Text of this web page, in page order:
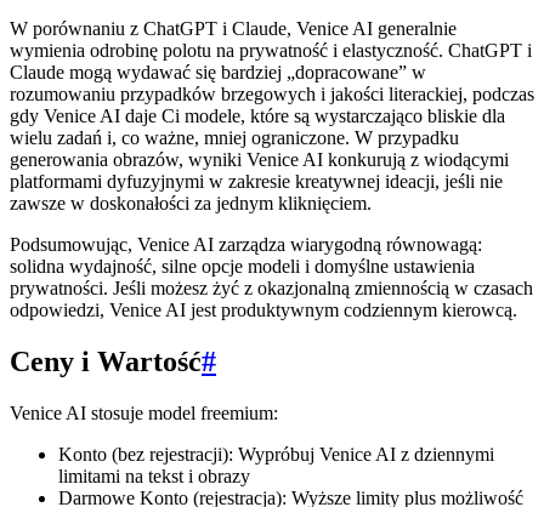
W porównaniu z ChatGPT i Claude, Venice AI generalnie
wymienia odrobinę polotu na prywatność i elastyczność. ChatGPT i
Claude mogą wydawać się bardziej „dopracowane” w
rozumowaniu przypadków brzegowych i jakości literackiej, podczas
gdy Venice AI daje Ci modele, które są wystarczająco bliskie dla
wielu zadań i, co ważne, mniej ograniczone. W przypadku
generowania obrazów, wyniki Venice AI konkurują z wiodącymi
platformami dyfuzyjnymi w zakresie kreatywnej ideacji, jeśli nie
zawsze w doskonałości za jednym kliknięciem.
Podsumowując, Venice AI zarządza wiarygodną równowagą:
solidna wydajność, silne opcje modeli i domyślne ustawienia
prywatności. Jeśli możesz żyć z okazjonalną zmiennością w czasach
odpowiedzi, Venice AI jest produktywnym codziennym kierowcą.
Ceny i Wartość#
Venice AI stosuje model freemium:
Konto (bez rejestracji): Wypróbuj Venice AI z dziennymi
limitami na tekst i obrazy
Darmowe Konto (rejestracja): Wyższe limity plus możliwość